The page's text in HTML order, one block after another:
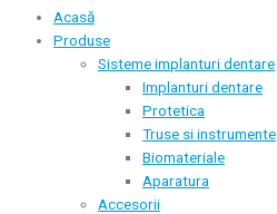
Acasă
Produse
Sisteme implanturi dentare
Implanturi dentare
Protetica
Truse si instrumente
Biomateriale
Aparatura
Accesorii